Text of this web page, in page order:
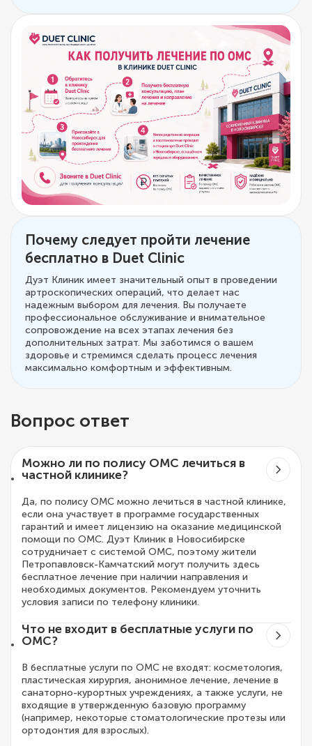
Почему следует пройти лечение
бесплатно в Duet Clinic
Дуэт Клиник имеет значительный опыт в проведении
артроскопических операций, что делает нас
надежным выбором для лечения. Вы получаете
профессиональное обслуживание и внимательное
сопровождение на всех этапах лечения без
дополнительных затрат. Мы заботимся о вашем
здоровье и стремимся сделать процесс лечения
максимально комфортным и эффективным.
Вопрос ответ
Можно ли по полису ОМС лечиться в
частной клинике?
Да, по полису ОМС можно лечиться в частной клинике,
если она участвует в программе государственных
гарантий и имеет лицензию на оказание медицинской
помощи по ОМС. Дуэт Клиник в Новосибирске
сотрудничает с системой ОМС, поэтому жители
Петропавловск-Камчатский могут получить здесь
бесплатное лечение при наличии направления и
необходимых документов. Рекомендуем уточнить
условия записи по телефону клиники.
Что не входит в бесплатные услуги по
ОМС?
В бесплатные услуги по ОМС не входят: косметология,
пластическая хирургия, анонимное лечение, лечение в
санаторно-курортных учреждениях, а также услуги, не
входящие в утвержденную базовую программу
(например, некоторые стоматологические протезы или
ортодонтия для взрослых).